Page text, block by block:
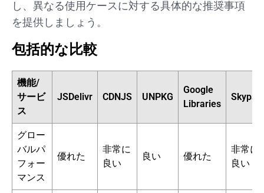
し、異なる使用ケースに対する具体的な推奨事項
を提供しましょう。
包括的な比較
機能/
サービ
ス
JSDelivr CDNJS UNPKG
Google
Libraries
グロー
バルパ
フォー
マンス
優れた
非常に
良い
良い 優れた
非常に
良い